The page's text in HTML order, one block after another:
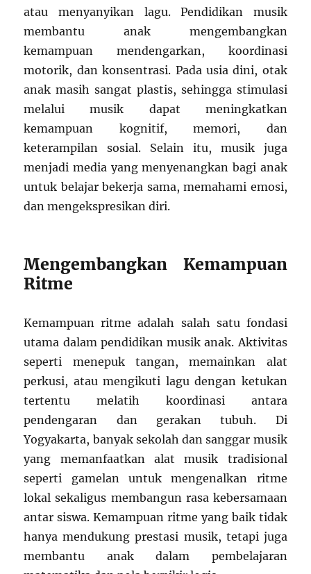
atau menyanyikan lagu. Pendidikan musik
membantu anak mengembangkan
kemampuan mendengarkan, koordinasi
motorik, dan konsentrasi. Pada usia dini, otak
anak masih sangat plastis, sehingga stimulasi
melalui musik dapat meningkatkan
kemampuan kognitif, memori, dan
keterampilan sosial. Selain itu, musik juga
menjadi media yang menyenangkan bagi anak
untuk belajar bekerja sama, memahami emosi,
dan mengekspresikan diri.
Mengembangkan Kemampuan
Ritme
Kemampuan ritme adalah salah satu fondasi
utama dalam pendidikan musik anak. Aktivitas
seperti menepuk tangan, memainkan alat
perkusi, atau mengikuti lagu dengan ketukan
tertentu melatih koordinasi antara
pendengaran dan gerakan tubuh. Di
Yogyakarta, banyak sekolah dan sanggar musik
yang memanfaatkan alat musik tradisional
seperti gamelan untuk mengenalkan ritme
lokal sekaligus membangun rasa kebersamaan
antar siswa. Kemampuan ritme yang baik tidak
hanya mendukung prestasi musik, tetapi juga
membantu anak dalam pembelajaran